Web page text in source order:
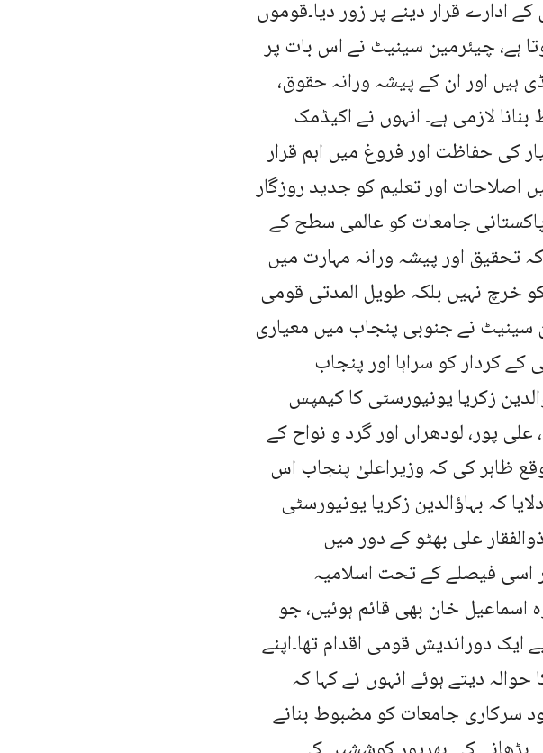
ادارے قرار دینے پر زور دیا۔قوموں
ہے، چیئرمین سینیٹ نے اس بات پر
ہیں اور ان کے پیشہ ورانہ حقوق،
لازمی ہے۔ انہوں نے اکیڈمک
کی حفاظت اور فروغ میں اہم قرار
اصلاحات اور تعلیم کو جدید روزگار
جامعات کو عالمی سطح کے
تحقیق اور پیشہ ورانہ مہارت میں
خرچ نہیں بلکہ طویل المدتی قومی
سینیٹ نے جنوبی پنجاب میں معیاری
کے کردار کو سراہا اور پنجاب
زکریا یونیورسٹی کا کیمپس
علی پور، لودھراں اور گرد و نواح کے
ظاہر کی کہ وزیراعلیٰ پنجاب اس
کہ بہاؤالدین زکریا یونیورسٹی
علی بھٹو کے دور میں
اسی فیصلے کے تحت اسلامیہ
اسماعیل خان بھی قائم ہوئیں، جو
دوراندیش قومی اقدام تھا۔اپنے
دیتے ہوئے انہوں نے کہا کہ
سرکاری جامعات کو مضبوط بنانے